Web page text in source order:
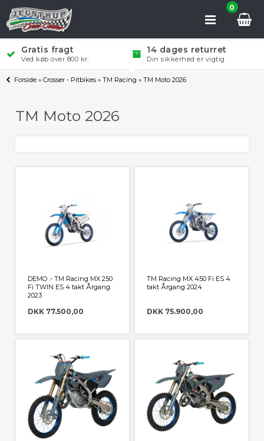
0
Gratis fragt
Ved køb over 800 kr.
14 dages returret
Din sikkerhed er vigtig
Forside »Crosser - Pitbikes»TM Racing»TM Moto 2026
TM Moto 2026
DEMO .- TM Racing MX 250
Fi TWIN ES 4 takt Årgang
2023
DKK 77.500,00
TM Racing MX 450 Fi ES 4
takt Årgang 2024
DKK 75.900,00